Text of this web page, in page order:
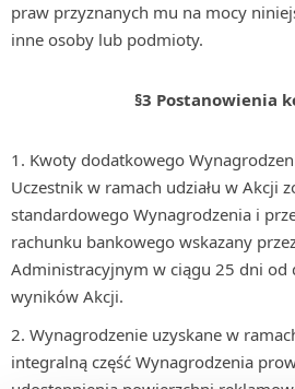
praw przyznanych mu na mocy
inne osoby lub podmioty.
§3 Postanowienia
Kwoty dodatkowego
Uczestnik w ramach udziału w Akcji
standardowego Wynagrodzenia i
rachunku bankowego wskazany
Administracyjnym w ciągu 25 dni od
wyników Akcji.
Wynagrodzenie uzyskane w
integralną część Wynagrodzenia